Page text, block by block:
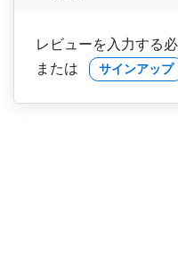
レビューを入力する
または サインアップ